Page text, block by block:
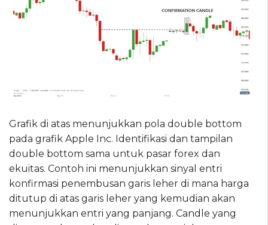
Grafik di atas menunjukkan pola double bottom
pada grafik Apple Inc. Identifikasi dan tampilan
double bottom sama untuk pasar forex dan
ekuitas. Contoh ini menunjukkan sinyal entri
konfirmasi penembusan garis leher di mana harga
ditutup di atas garis leher yang kemudian akan
menunjukkan entri yang panjang. Candle yang